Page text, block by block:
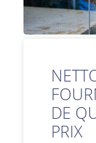
DE
PRIX